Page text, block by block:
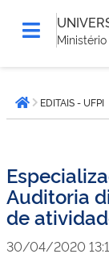
está
aqui:Página inicial
EDITAIS - UFPI
Auditoria
de
30/04/2020